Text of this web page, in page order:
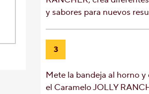
y sabores para nuevos
3
Mete la bandeja al horno
el Caramelo JOLLY